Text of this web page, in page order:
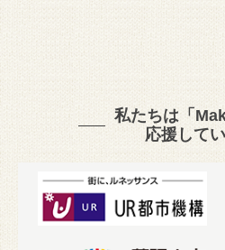
私たちは「
応援して